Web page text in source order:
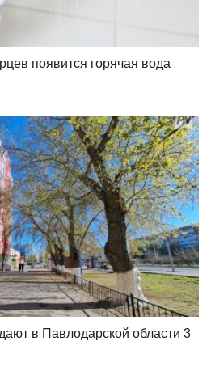
появится горячая вода
в Павлодарской области 3